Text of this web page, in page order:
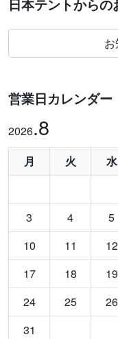
日本テントからの
営業日カレンダー
2026.8
月 火 水
3
4 5
10
11 12
17
18 19
24
25 26
31